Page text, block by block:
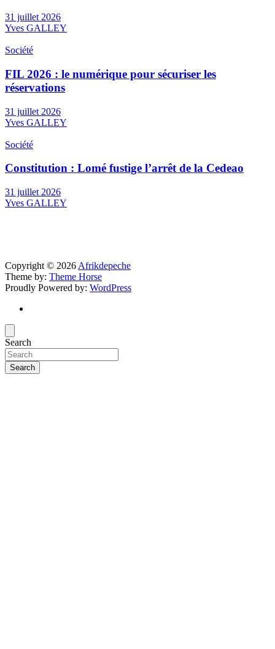
31 juillet 2026
Yves GALLEY
Société
FIL 2026 : le numérique pour sécuriser les
réservations
31 juillet 2026
Yves GALLEY
Société
Constitution : Lomé fustige l’arrêt de la Cedeao
31 juillet 2026
Yves GALLEY
Copyright © 2026 Afrikdepeche
Theme by: Theme Horse
Proudly Powered by: WordPress
Search
Search